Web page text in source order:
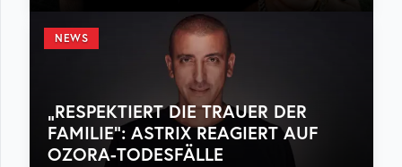
NEWS
„RESPEKTIERT DIE TRAUER DER
FAMILIE“: ASTRIX REAGIERT AUF
OZORA-TODESFÄLLE